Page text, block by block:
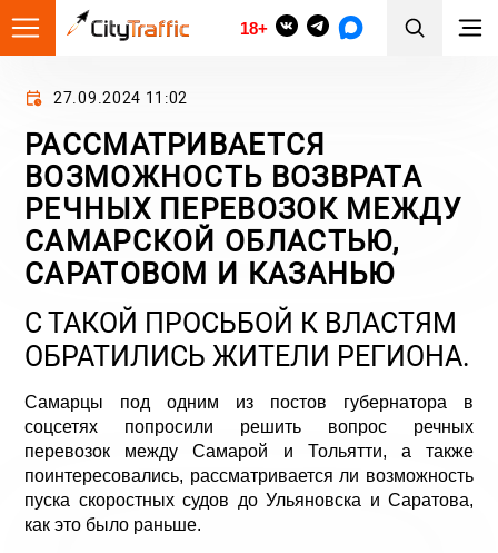
18+
27.09.2024 11:02
РАССМАТРИВАЕТСЯ
ВОЗМОЖНОСТЬ ВОЗВРАТА
РЕЧНЫХ ПЕРЕВОЗОК МЕЖДУ
САМАРСКОЙ ОБЛАСТЬЮ,
САРАТОВОМ И КАЗАНЬЮ
С ТАКОЙ ПРОСЬБОЙ К ВЛАСТЯМ
ОБРАТИЛИСЬ ЖИТЕЛИ РЕГИОНА.
Самарцы под одним из постов губернатора в
соцсетях попросили решить вопрос речных
перевозок между Самарой и Тольятти, а также
поинтересовались, рассматривается ли возможность
пуска скоростных судов до Ульяновска и Саратова,
как это было раньше.